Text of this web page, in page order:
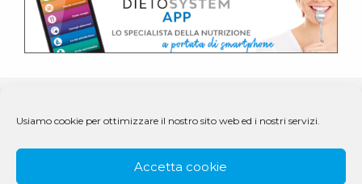
Usiamo cookie per ottimizzare il nostro sito web ed i nostri servizi.
Accetta cookie